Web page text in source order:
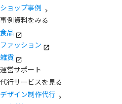
ショップ事例
事例資料をみる
食品
ファッション
雑貨
運営サポート
代行サービスを見る
デザイン制作代行